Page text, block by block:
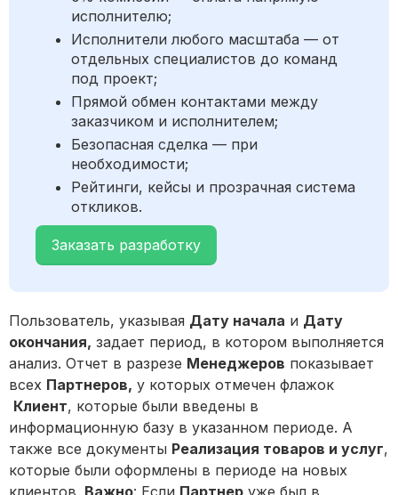
исполнителю;
Исполнители любого масштаба — от
отдельных специалистов до команд
под проект;
Прямой обмен контактами между
заказчиком и исполнителем;
Безопасная сделка — при
необходимости;
Рейтинги, кейсы и прозрачная система
откликов.
Заказать разработку
Пользователь, указывая Дату начала и Дату
окончания, задает период, в котором выполняется
анализ. Отчет в разрезе Менеджеров показывает
всех Партнеров, у которых отмечен флажок
Клиент, которые были введены в
информационную базу в указанном периоде. А
также все документы Реализация товаров и услуг,
которые были оформлены в периоде на новых